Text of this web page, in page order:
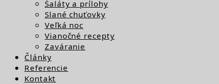
Šaláty a prílohy
Slané chuťovky
Veľká noc
Vianočné recepty
Zaváranie
Články
Referencie
Kontakt